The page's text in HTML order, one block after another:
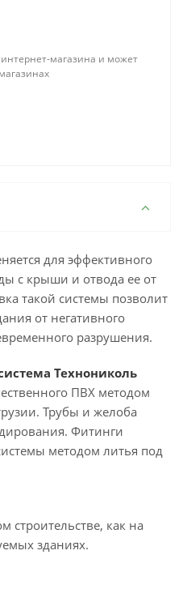
магазина и может
для эффективного
с крыши и отвода ее от
такой системы позволит
от негативного
разрушения.
Технониколь
ПВХ методом
Трубы и желоба
Фитинги
методом литья под
строительстве, как на
зданиях.